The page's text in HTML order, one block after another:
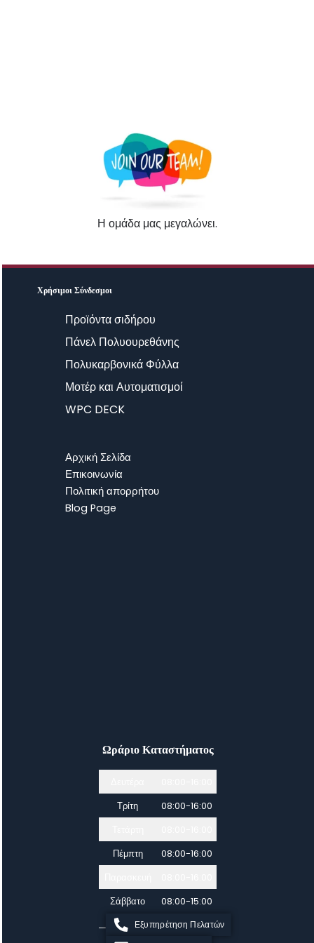
Η ομάδα μας μεγαλώνει.
Χρήσιμοι Σύνδεσμοι
Προϊόντα σιδήρου
Πάνελ Πολυουρεθάνης
Πολυκαρβονικά Φύλλα
Μοτέρ και Αυτοματισμοί
WPC DECK
Αρχική Σελίδα
Επικοινωνία
Πολιτική απορρήτου
Blog Page
Ωράριο Καταστήματος
Τρίτη
08:00-16:00
Πέμπτη
08:00-16:00
Σάββατο
08:00-15:00
Εξυπηρέτηση Πελατών